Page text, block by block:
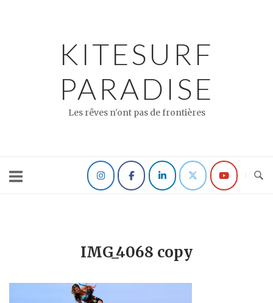
KITESURF
PARADISE
Les rêves n'ont pas de frontières
IMG_4068 copy